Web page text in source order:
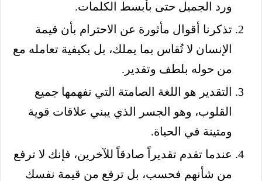
ورد الجميل حتى بأبسط الكلمات.
تذكرنا أقوال مأثورة عن الاحترام بأن قيمة
الإنسان لا تُقاس بما يملك، بل بكيفية تعامله مع
من حوله بلطف وتقدير.
التقدير هو اللغة الصامتة التي تفهمها جميع
القلوب، وهو الجسر الذي يبني علاقات قوية
ومتينة في الحياة.
عندما تقدم تقديراً صادقاً للآخرين، فإنك لا ترفع
من شأنهم فحسب، بل ترفع من قيمة نفسك